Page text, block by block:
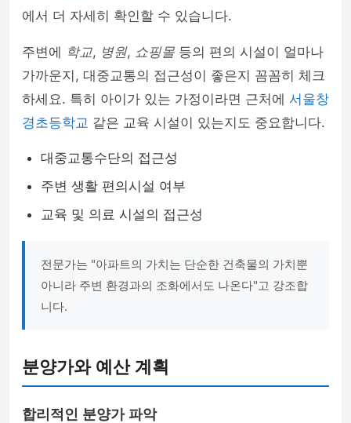
에서 더 자세히 확인할 수 있습니다.
주변에 학교, 병원, 쇼핑몰 등의 편의 시설이 얼마나
가까운지, 대중교통의 접근성이 좋은지 꼼꼼히 체크
하세요. 특히 아이가 있는 가정이라면 근처에 서울창
경초등학교 같은 교육 시설이 있는지도 중요합니다.
대중교통수단의 접근성
주변 생활 편의시설 여부
교육 및 의료 시설의 접근성
전문가는 "아파트의 가치는 단순한 건축물의 가치뿐
아니라 주변 환경과의 조화에서도 나온다"고 강조합
니다.
분양가와 예산 계획
합리적인 분양가 파악